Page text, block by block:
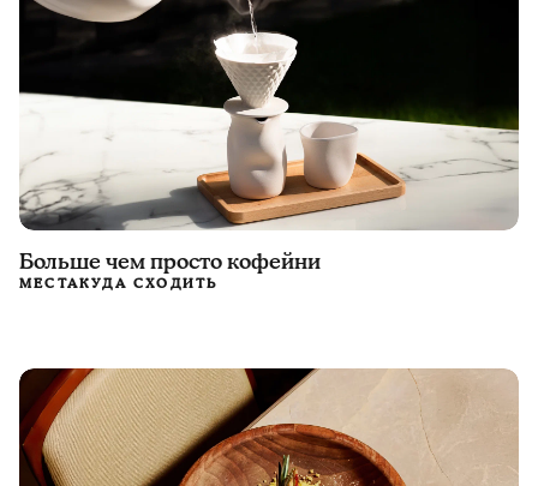
Больше чем просто кофейни
МЕСТАКУДА СХОДИТЬ